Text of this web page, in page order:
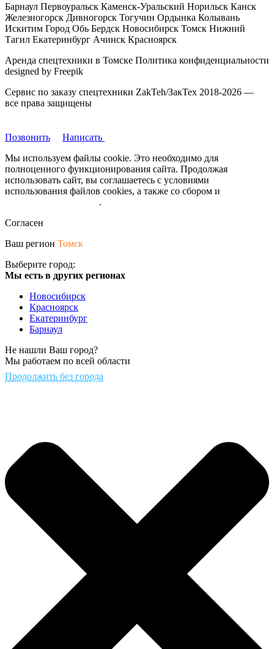
Барнаул Первоуральск Каменск-Уральский Норильск Канск
Железногорск Дивногорск Тогучин Ордынка Колывань
Искитим Город Обь Бердск Новосибирск Томск Нижний
Тагил Екатеринбург Ачинск Красноярск
Аренда спецтехники в Томске Политика конфиденциальности
designed by Freepik
Сервис по заказу спецтехники ZakTeh/ЗакТех 2018-2026 —
все права защищены
Позвонить
Написать
Мы используем файлы cookie. Это необходимо для
полноценного функционирования сайта. Продолжая
использовать сайт, вы соглашаетесь с условиями
использования файлов cookies, а также со сбором и
.
Согласен
Ваш регион Томск
Выберите город:
Мы есть в других регионах
Новосибирск
Красноярск
Екатеринбург
Барнаул
Не нашли Ваш город?
Мы работаем по всей области
Продолжить без города